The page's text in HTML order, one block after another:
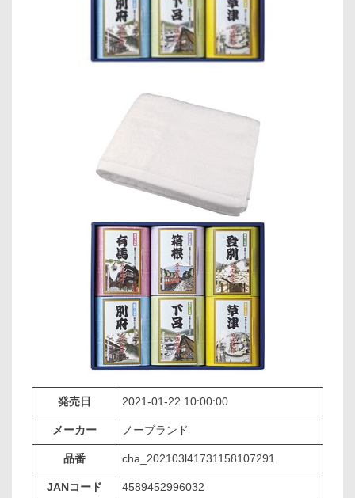
発売日 2021-01-22 10:00:00
メーカー ノーブランド
品番 cha_202103l41731158107291
JANコード 4589452996032